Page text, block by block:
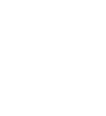
Klimawandel,